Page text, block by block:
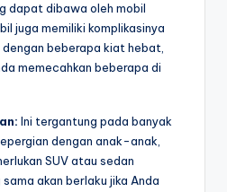
dapat dibawa oleh mobil
juga memiliki komplikasinya
beberapa kiat hebat,
memecahkan beberapa di
Ini tergantung pada banyak
dengan anak-anak,
SUV atau sedan
akan berlaku jika Anda